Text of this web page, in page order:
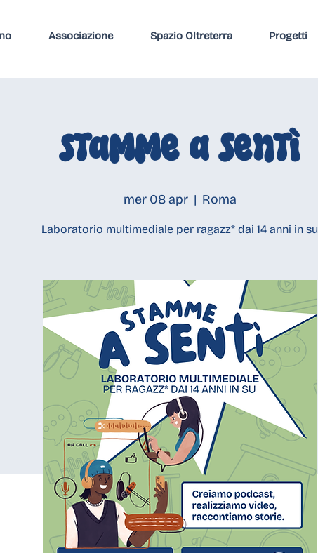
Associazione Spazio Oltreterra Progetti
Stamme a sentì
mer 08 apr
  |
Roma
Laboratorio multimediale per ragazz* dai 14 anni in su